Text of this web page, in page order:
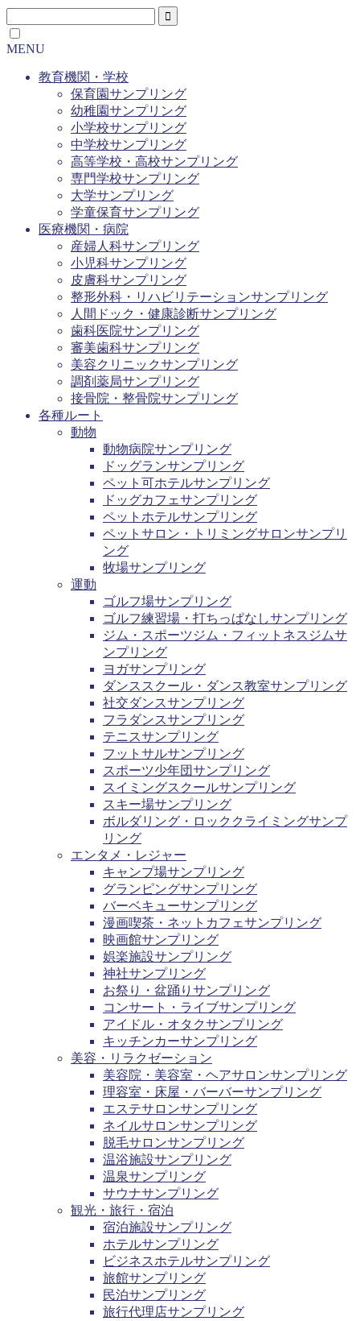
MENU
教育機関・学校
保育園サンプリング
幼稚園サンプリング
小学校サンプリング
中学校サンプリング
高等学校・高校サンプリング
専門学校サンプリング
大学サンプリング
学童保育サンプリング
医療機関・病院
産婦人科サンプリング
小児科サンプリング
皮膚科サンプリング
整形外科・リハビリテーションサンプリング
人間ドック・健康診断サンプリング
歯科医院サンプリング
審美歯科サンプリング
美容クリニックサンプリング
調剤薬局サンプリング
接骨院・整骨院サンプリング
各種ルート
動物
動物病院サンプリング
ドッグランサンプリング
ペット可ホテルサンプリング
ドッグカフェサンプリング
ペットホテルサンプリング
ペットサロン・トリミングサロンサンプリ
ング
牧場サンプリング
運動
ゴルフ場サンプリング
ゴルフ練習場・打ちっぱなしサンプリング
ジム・スポーツジム・フィットネスジムサ
ンプリング
ヨガサンプリング
ダンススクール・ダンス教室サンプリング
社交ダンスサンプリング
フラダンスサンプリング
テニスサンプリング
フットサルサンプリング
スポーツ少年団サンプリング
スイミングスクールサンプリング
スキー場サンプリング
ボルダリング・ロッククライミングサンプ
リング
エンタメ・レジャー
キャンプ場サンプリング
グランピングサンプリング
バーベキューサンプリング
漫画喫茶・ネットカフェサンプリング
映画館サンプリング
娯楽施設サンプリング
神社サンプリング
お祭り・盆踊りサンプリング
コンサート・ライブサンプリング
アイドル・オタクサンプリング
キッチンカーサンプリング
美容・リラクゼーション
美容院・美容室・ヘアサロンサンプリング
理容室・床屋・バーバーサンプリング
エステサロンサンプリング
ネイルサロンサンプリング
脱毛サロンサンプリング
温浴施設サンプリング
温泉サンプリング
サウナサンプリング
観光・旅行・宿泊
宿泊施設サンプリング
ホテルサンプリング
ビジネスホテルサンプリング
旅館サンプリング
民泊サンプリング
旅行代理店サンプリング